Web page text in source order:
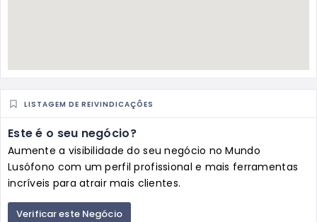
LISTAGEM DE REIVINDICAÇÕES
Este é o seu negócio?
Aumente a visibilidade do seu negócio no Mundo
Lusófono com um perfil profissional e mais ferramentas
incríveis para atrair mais clientes.
Verificar este Negócio